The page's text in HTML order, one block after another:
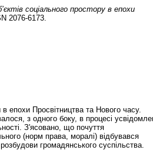
соціального простору в епохи
2076-6173.
епохи Просвітництва та Нового часу.
з одного боку, в процесі
З'ясовано, що почуття
(норм права, моралі) відбувався
громадянського суспільства.